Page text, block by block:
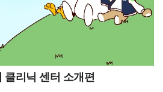
량과 외국어 능력, 안전 의식 등
재를 양성하는 학과라는 점을 알
생의 생생한 경험을 통해 전공
대해서도 자세히 살펴볼 수
학과에 관심 있는 학생들이 이번
한 이해를 넓히고, 진로를
기간 (6월 29일~7월 2일), 1학기
2학기 재입학 신청 기간 (7월 6일
기 성적입력 기간 (7월 11일~7월
적열람 기간 (7월 15일~7월 16일),
(7월 17일)입니다. 주요 일정
월 22일~7월 10일 하계
리닉 센터 소개편